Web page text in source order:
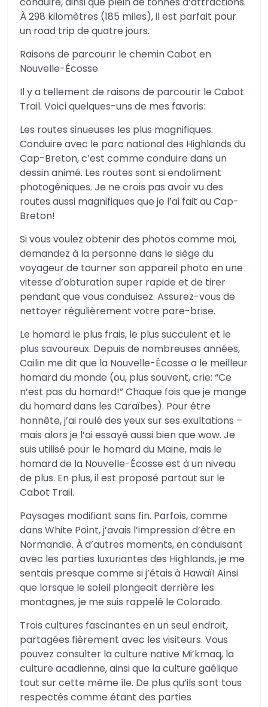
À 298 kilomètres (185 miles), il est parfait pour
un road trip de quatre jours.
Raisons de parcourir le chemin Cabot en
Nouvelle-Écosse
Il y a tellement de raisons de parcourir le Cabot
Trail. Voici quelques-uns de mes favoris:
Les routes sinueuses les plus magnifiques.
Conduire avec le parc national des Highlands du
Cap-Breton, c’est comme conduire dans un
dessin animé. Les routes sont si endoliment
photogéniques. Je ne crois pas avoir vu des
routes aussi magnifiques que je l’ai fait au Cap-
Breton!
Si vous voulez obtenir des photos comme moi,
demandez à la personne dans le siège du
voyageur de tourner son appareil photo en une
vitesse d’obturation super rapide et de tirer
pendant que vous conduisez. Assurez-vous de
nettoyer régulièrement votre pare-brise.
Le homard le plus frais, le plus succulent et le
plus savoureux. Depuis de nombreuses années,
Cailin me dit que la Nouvelle-Écosse a le meilleur
homard du monde (ou, plus souvent, crie: “Ce
n’est pas du homard!” Chaque fois que je mange
du homard dans les Caraïbes). Pour être
honnête, j’ai roulé des yeux sur ses exultations –
mais alors je l’ai essayé aussi bien que wow. Je
suis utilisé pour le homard du Maine, mais le
homard de la Nouvelle-Écosse est à un niveau
de plus. En plus, il est proposé partout sur le
Cabot Trail.
Paysages modifiant sans fin. Parfois, comme
dans White Point, j’avais l’impression d’être en
Normandie. À d’autres moments, en conduisant
avec les parties luxuriantes des Highlands, je me
sentais presque comme si j’étais à Hawaï! Ainsi
que lorsque le soleil plongeait derrière les
montagnes, je me suis rappelé le Colorado.
Trois cultures fascinantes en un seul endroit,
partagées fièrement avec les visiteurs. Vous
pouvez consulter la culture native Mi’kmaq, la
culture acadienne, ainsi que la culture gaélique
tout sur cette même île. De plus qu’ils sont tous
respectés comme étant des parties